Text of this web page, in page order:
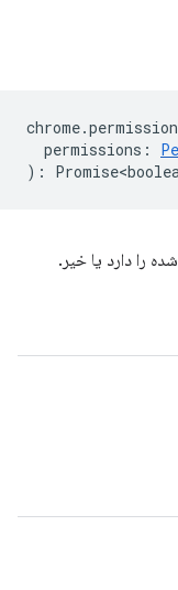
chrome.
permissions :
) :
را دارد یا خیر.